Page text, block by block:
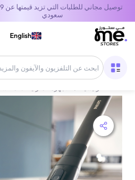
سعودي
English